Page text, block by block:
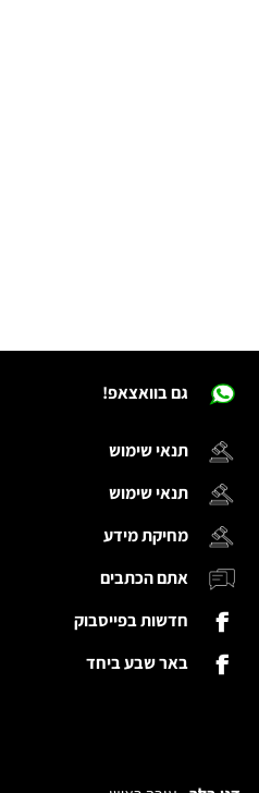
גם בוואצאפ!
תנאי שימוש
תנאי שימוש
מחיקת מידע
אתם הכתבים
חדשות בפייסבוק
באר שבע ביחד